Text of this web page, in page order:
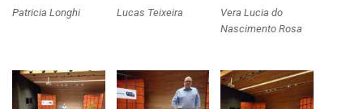
Patricia Longhi Lucas Teixeira
Vera Lucia do
Nascimento Rosa